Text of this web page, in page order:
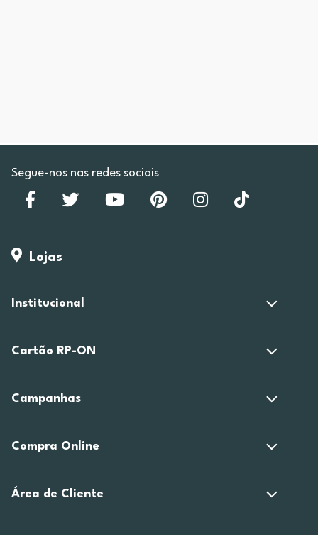
Segue-nos nas redes sociais
Lojas
Institucional
Cartão RP-ON
Campanhas
Compra Online
Área de Cliente